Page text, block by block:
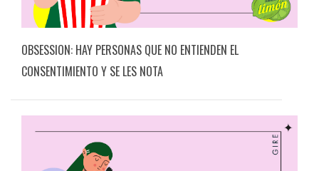
OBSESSION: HAY PERSONAS QUE NO ENTIENDEN EL
CONSENTIMIENTO Y SE LES NOTA